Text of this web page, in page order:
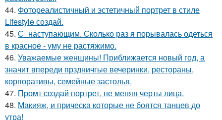
44. Фотореалистичный и эстетичный портрет в стиле
Lifestyle создай.
45. С_наступающим. Сколько раз я порывалась одеться
в красное - уму не растяжимо.
46. Уважаемые женщины! Приближается новый год, а
значит впереди прздничгые вечеринки, рестораны,
корпоративы, семейные застолья.
47. Промт создай портрет, не меняя черты лица.
48. Макияж, и прическа которые не боятся танцев до
утра!